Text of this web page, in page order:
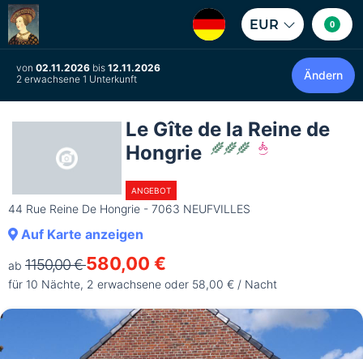
EUR 0
von 02.11.2026 bis 12.11.2026
2 erwachsene 1 Unterkunft
Ändern
Le Gîte de la Reine de
Hongrie
ANGEBOT
44 Rue Reine De Hongrie - 7063 NEUFVILLES
Auf Karte anzeigen
ab 1150,00 €580,00 €
für 10 Nächte, 2 erwachsene oder 58,00 € / Nacht